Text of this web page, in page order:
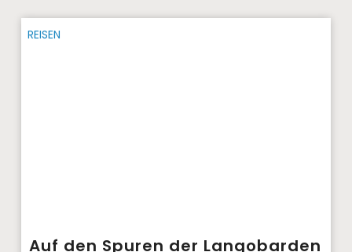
REISEN
Auf den Spuren der Langobarden